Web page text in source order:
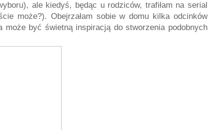
ale kiedyś, będąc u rodziców, trafiłam na serial
może?). Obejrzałam sobie w domu kilka odcinków
być świetną inspiracją do stworzenia podobnych